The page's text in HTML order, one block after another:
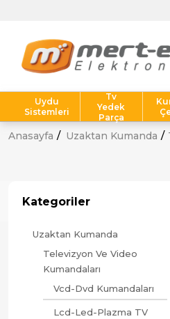
Uydu
Sistemleri
Tv
Yedek
Parça
Anasayfa Uzaktan Kumanda
Kategoriler
Uzaktan Kumanda
Televizyon Ve Video
Kumandaları
Vcd-Dvd Kumandaları
Lcd-Led-Plazma TV